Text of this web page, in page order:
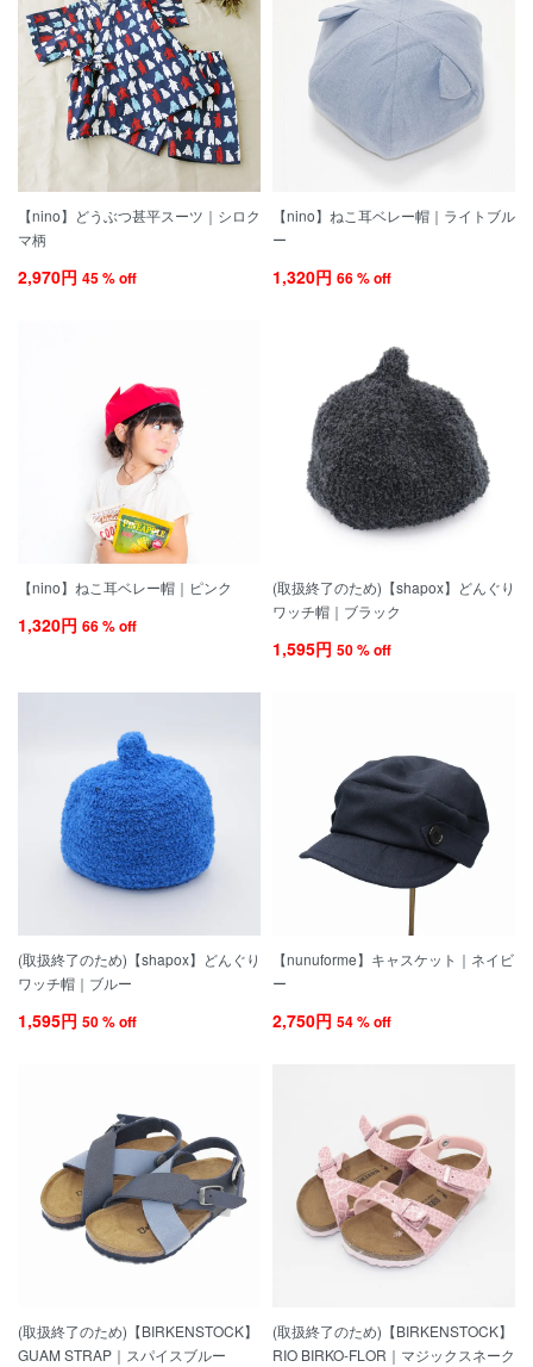
【nino】どうぶつ甚平スーツ｜シロク
マ柄
2,970円 45 % off
【nino】ねこ耳ベレー帽｜ライトブル
ー
1,320円 66 % off
【nino】ねこ耳ベレー帽｜ピンク
1,320円 66 % off
(取扱終了のため)【shapox】どんぐり
ワッチ帽｜ブラック
1,595円 50 % off
(取扱終了のため)【shapox】どんぐり
ワッチ帽｜ブルー
1,595円 50 % off
【nunuforme】キャスケット｜ネイビ
ー
2,750円 54 % off
(取扱終了のため)【BIRKENSTOCK】
GUAM STRAP｜スパイスブルー
(取扱終了のため)【BIRKENSTOCK】
RIO BIRKO-FLOR｜マジックスネーク